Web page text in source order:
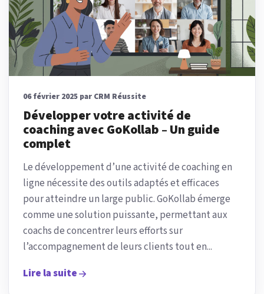
06 février 2025 par CRM Réussite
Développer votre activité de
coaching avec GoKollab – Un guide
complet
Le développement d’une activité de coaching en
ligne nécessite des outils adaptés et efficaces
pour atteindre un large public. GoKollab émerge
comme une solution puissante, permettant aux
coachs de concentrer leurs efforts sur
l’accompagnement de leurs clients tout en...
Lire la suite